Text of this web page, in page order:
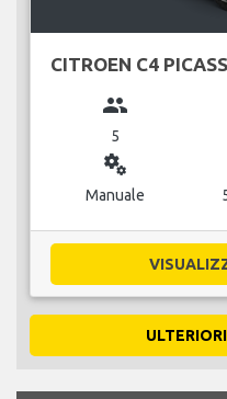
CITROEN C4
group
5
miscellaneous_services
Manuale